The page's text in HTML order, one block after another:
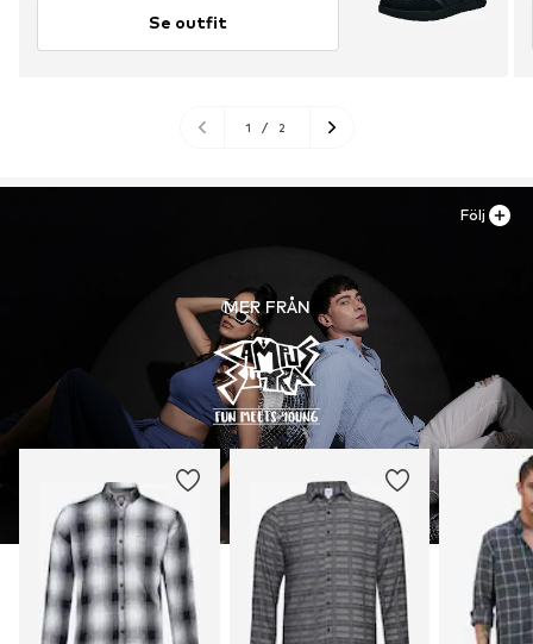
Se outfit
1 / 2
MER FRÅN
Följ